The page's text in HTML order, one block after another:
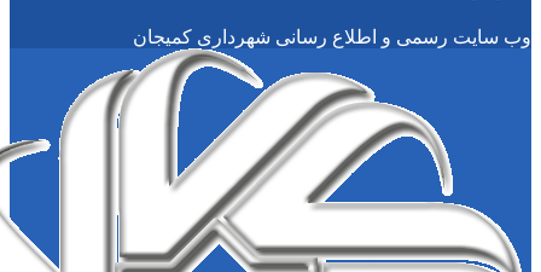
و اطلاع رسانی شهرداری کمیجان